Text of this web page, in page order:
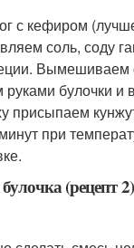
с кефиром
соль, соду
Вымешиваем
руками булочки
присыпаем
при
(рецепт 2)